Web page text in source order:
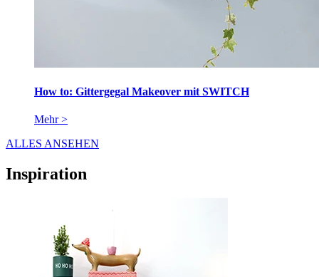
How to: Gittergegal Makeover mit SWITCH
Mehr >
ALLES ANSEHEN
Inspiration